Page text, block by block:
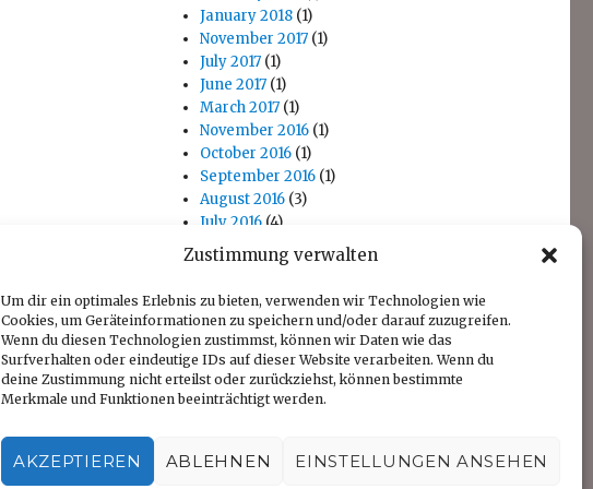
Zustimmung verwalten
Um dir ein optimales Erlebnis zu bieten, verwenden wir Technologien wie
Cookies, um Geräteinformationen zu speichern und/oder darauf zuzugreifen.
Wenn du diesen Technologien zustimmst, können wir Daten wie das
Surfverhalten oder eindeutige IDs auf dieser Website verarbeiten. Wenn du
deine Zustimmung nicht erteilst oder zurückziehst, können bestimmte
Merkmale und Funktionen beeinträchtigt werden.
AKZEPTIEREN ABLEHNEN EINSTELLUNGEN ANSEHEN
January 2018 (1)
November 2017 (1)
July 2017 (1)
June 2017 (1)
March 2017 (1)
November 2016 (1)
October 2016 (1)
September 2016 (1)
August 2016 (3)
July 2016 (4)
April 2016
November 2014
October 2014